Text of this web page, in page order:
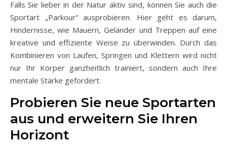
Falls Sie lieber in der Natur aktiv sind, können Sie auch die
Sportart „Parkour“ ausprobieren. Hier geht es darum,
Hindernisse, wie Mauern, Geländer und Treppen auf eine
kreative und effiziente Weise zu überwinden. Durch das
Kombinieren von Laufen, Springen und Klettern wird nicht
nur Ihr Körper ganzheitlich trainiert, sondern auch Ihre
mentale Stärke gefordert.
Probieren Sie neue Sportarten
aus und erweitern Sie Ihren
Horizont